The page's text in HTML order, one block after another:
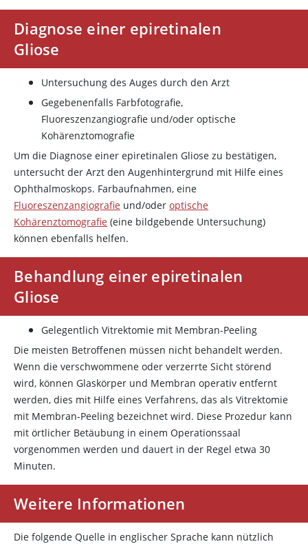
Diagnose einer epiretinalen
Gliose
Untersuchung des Auges durch den Arzt
Gegebenenfalls Farbfotografie,
Fluoreszenzangiografie und/oder optische
Kohärenztomografie
Um die Diagnose einer epiretinalen Gliose zu bestätigen,
untersucht der Arzt den Augenhintergrund mit Hilfe eines
Ophthalmoskops. Farbaufnahmen, eine
Fluoreszenzangiografie und/oder optische
Kohärenztomografie (eine bildgebende Untersuchung)
können ebenfalls helfen.
Behandlung einer epiretinalen
Gliose
Gelegentlich Vitrektomie mit Membran-Peeling
Die meisten Betroffenen müssen nicht behandelt werden.
Wenn die verschwommene oder verzerrte Sicht störend
wird, können Glaskörper und Membran operativ entfernt
werden, dies mit Hilfe eines Verfahrens, das als Vitrektomie
mit Membran-Peeling bezeichnet wird. Diese Prozedur kann
mit örtlicher Betäubung in einem Operationssaal
vorgenommen werden und dauert in der Regel etwa 30
Minuten.
Weitere Informationen
Die folgende Quelle in englischer Sprache kann nützlich